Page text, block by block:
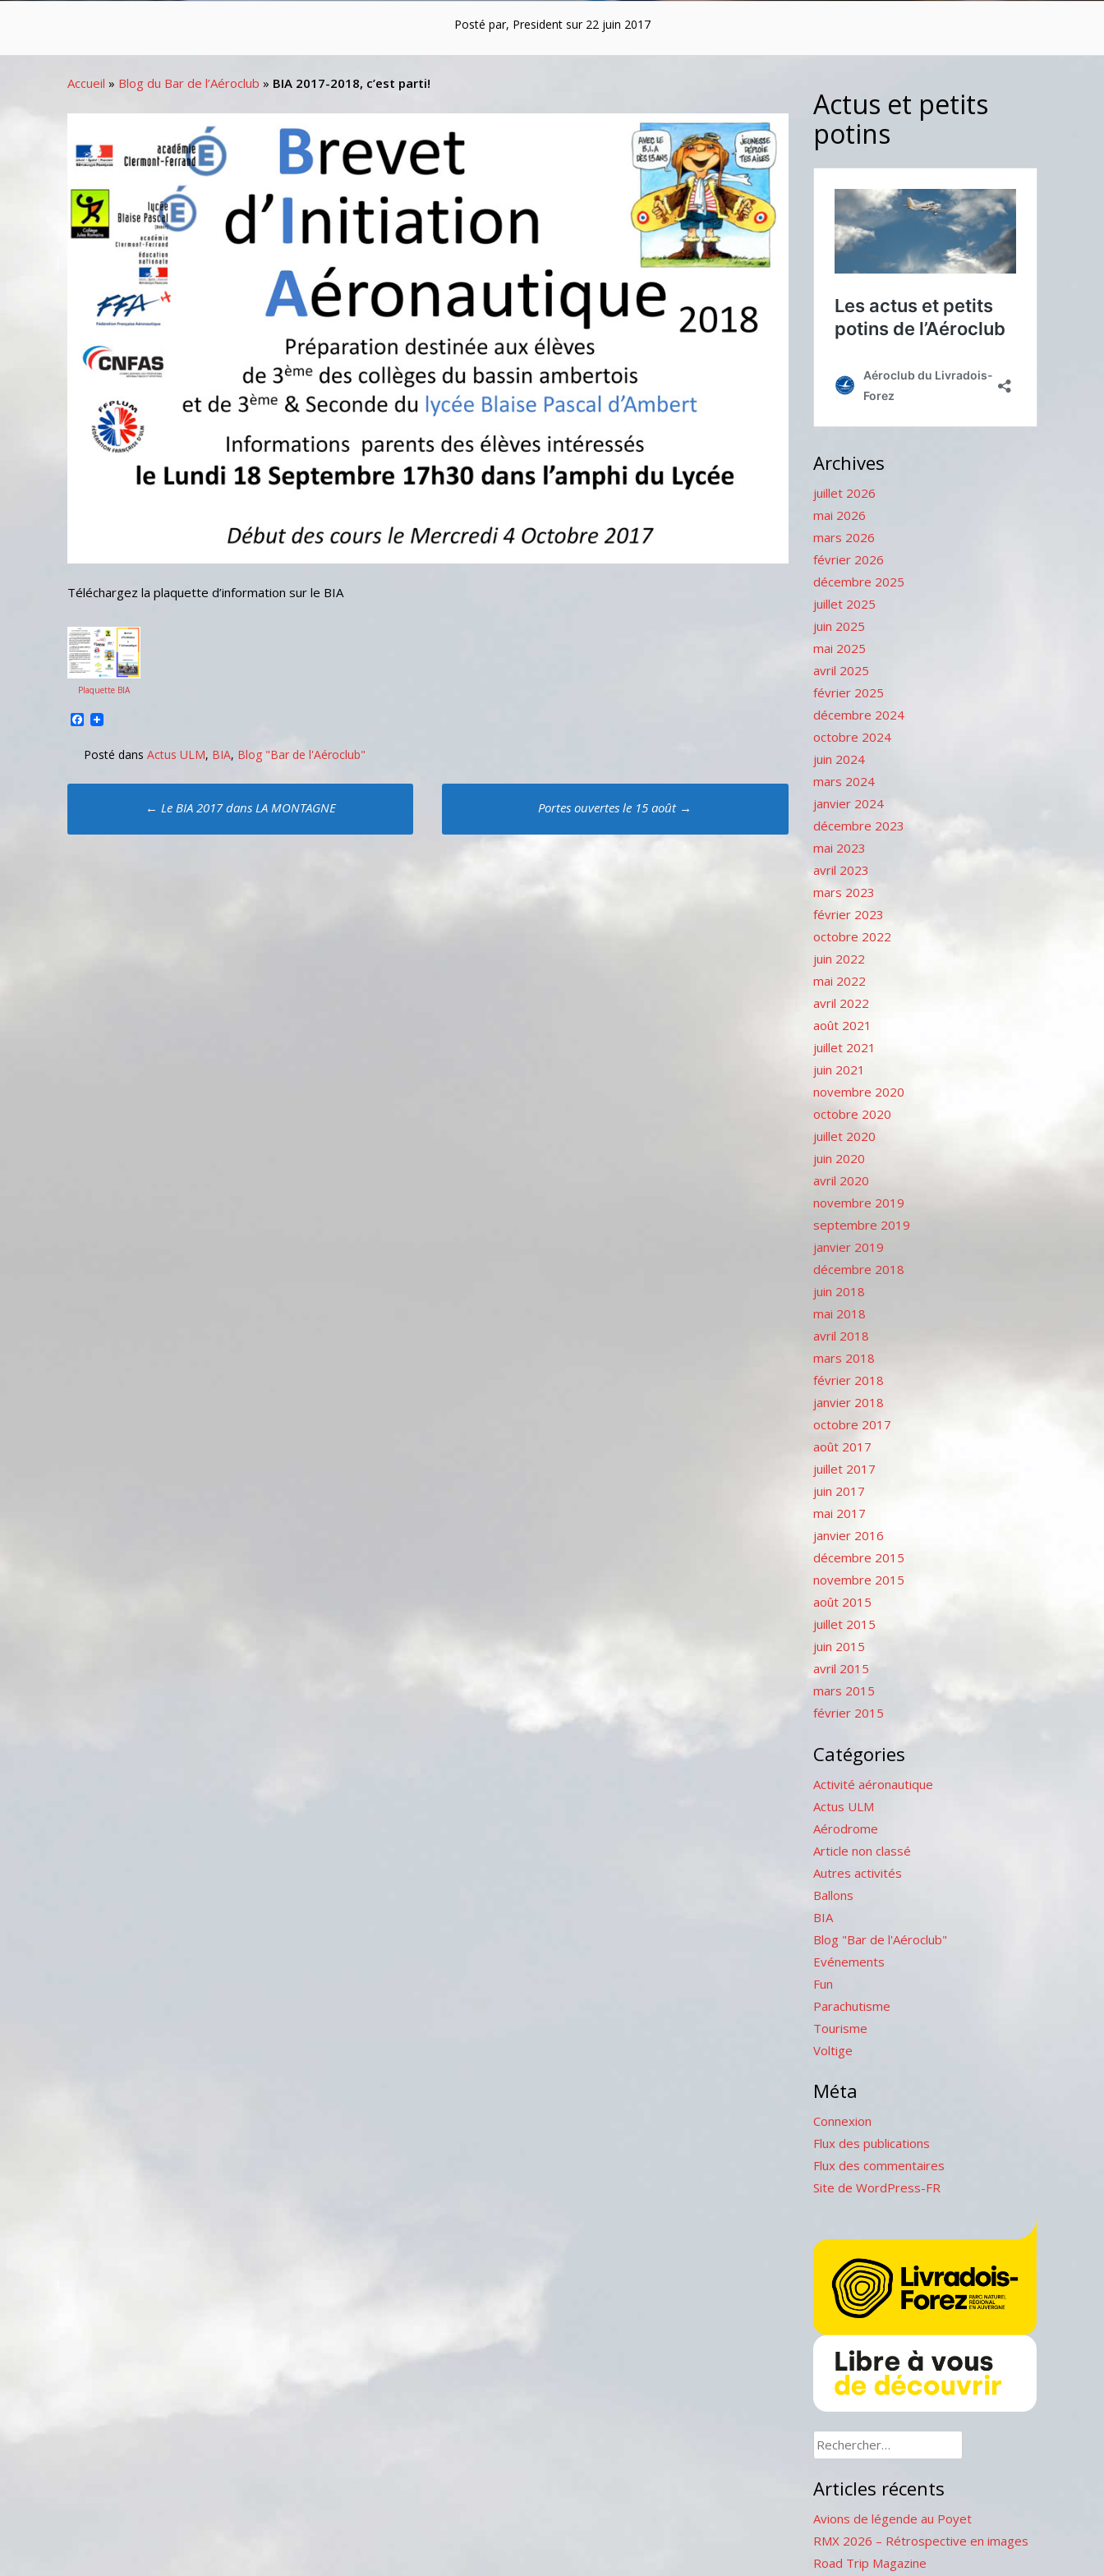
Posté par, President sur 22 juin 2017
Accueil » Blog du Bar de l’Aéroclub » BIA 2017-2018, c’est parti!
Téléchargez la plaquette d’information sur le BIA
Plaquette BIA
Facebook
Posté dans Actus ULM, BIA, Blog "Bar de l'Aéroclub"
Poste
navigation
← Le BIA 2017 dans LA MONTAGNE Portes ouvertes le 15 août →
Actus et petits
potins
Archives
juillet 2026
mai 2026
mars 2026
février 2026
décembre 2025
juillet 2025
juin 2025
mai 2025
avril 2025
février 2025
décembre 2024
octobre 2024
juin 2024
mars 2024
janvier 2024
décembre 2023
mai 2023
avril 2023
mars 2023
février 2023
octobre 2022
juin 2022
mai 2022
avril 2022
août 2021
juillet 2021
juin 2021
novembre 2020
octobre 2020
juillet 2020
juin 2020
avril 2020
novembre 2019
septembre 2019
janvier 2019
décembre 2018
juin 2018
mai 2018
avril 2018
mars 2018
février 2018
janvier 2018
octobre 2017
août 2017
juillet 2017
juin 2017
mai 2017
janvier 2016
décembre 2015
novembre 2015
août 2015
juillet 2015
juin 2015
avril 2015
mars 2015
février 2015
Catégories
Activité aéronautique
Actus ULM
Aérodrome
Article non classé
Autres activités
Ballons
BIA
Blog "Bar de l'Aéroclub"
Evénements
Fun
Parachutisme
Tourisme
Voltige
Méta
Connexion
Flux des publications
Flux des commentaires
Site de WordPress-FR
Rechercher :
Articles récents
Avions de légende au Poyet
RMX 2026 – Rétrospective en images
Road Trip Magazine